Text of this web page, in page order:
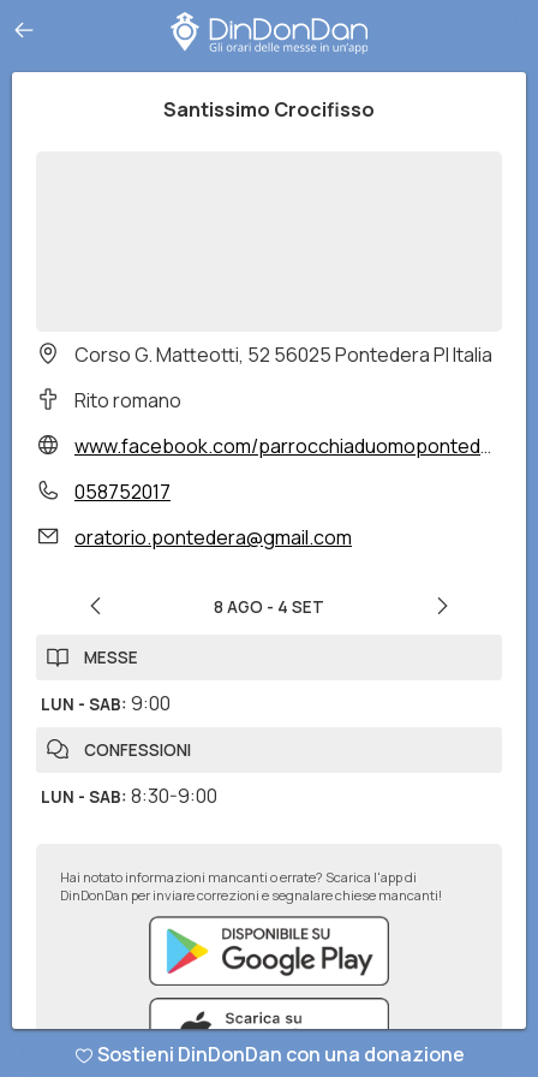
Santissimo Crocifisso
Corso G. Matteotti, 52 56025 Pontedera PI Italia
Rito romano
www.facebook.com/parrocchiaduomopontedera/
058752017
oratorio.pontedera@gmail.com
8 AGO - 4 SET
MESSE
LUN - SAB: 9:00
CONFESSIONI
LUN - SAB: 8:30-9:00
Hai notato informazioni mancanti o errate? Scarica l'app di
DinDonDan per inviare correzioni e segnalare chiese mancanti!
Sostieni DinDonDan con una donazione